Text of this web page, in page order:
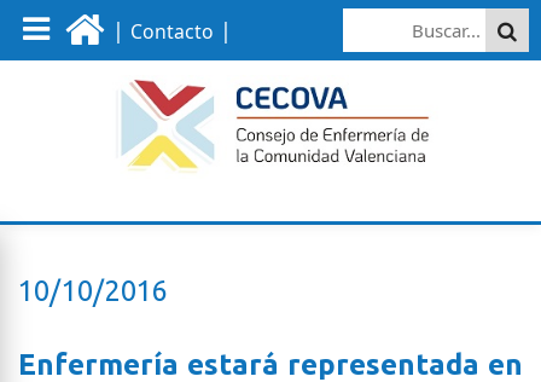
| Contacto |
10/10/2016
Enfermería estará representada en